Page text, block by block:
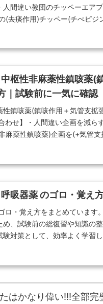
人間違い教団のチッペーエア
(去痰作用)チッペー(チぺピジ
師国家試験・CBT・定期試験
枢性非麻薬性鎮咳薬(
｜試験前に一気に確認
性鎮咳薬(鎮咳作用＋気管支拡
わせ】・人間違い企画を減ら
麻薬性鎮咳薬)企画を(+気管
トキシベリン、②ベンプロペ
吸器薬 のゴロ・覚え
ロ・覚え方をまとめています
め、試験前の総復習や知識の
験対策として、効率よく学習
スできるため、短時間での復
はかなり偉い!!!全部完